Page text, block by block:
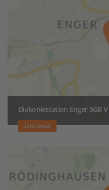
Diakoniestation Enger SGB V
32130 ENGER